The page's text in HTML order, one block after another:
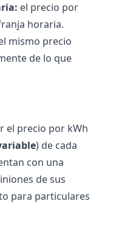
el precio por
horaria.
mismo precio
de lo que
el precio por kWh
) de cada
con una
de sus
para particulares